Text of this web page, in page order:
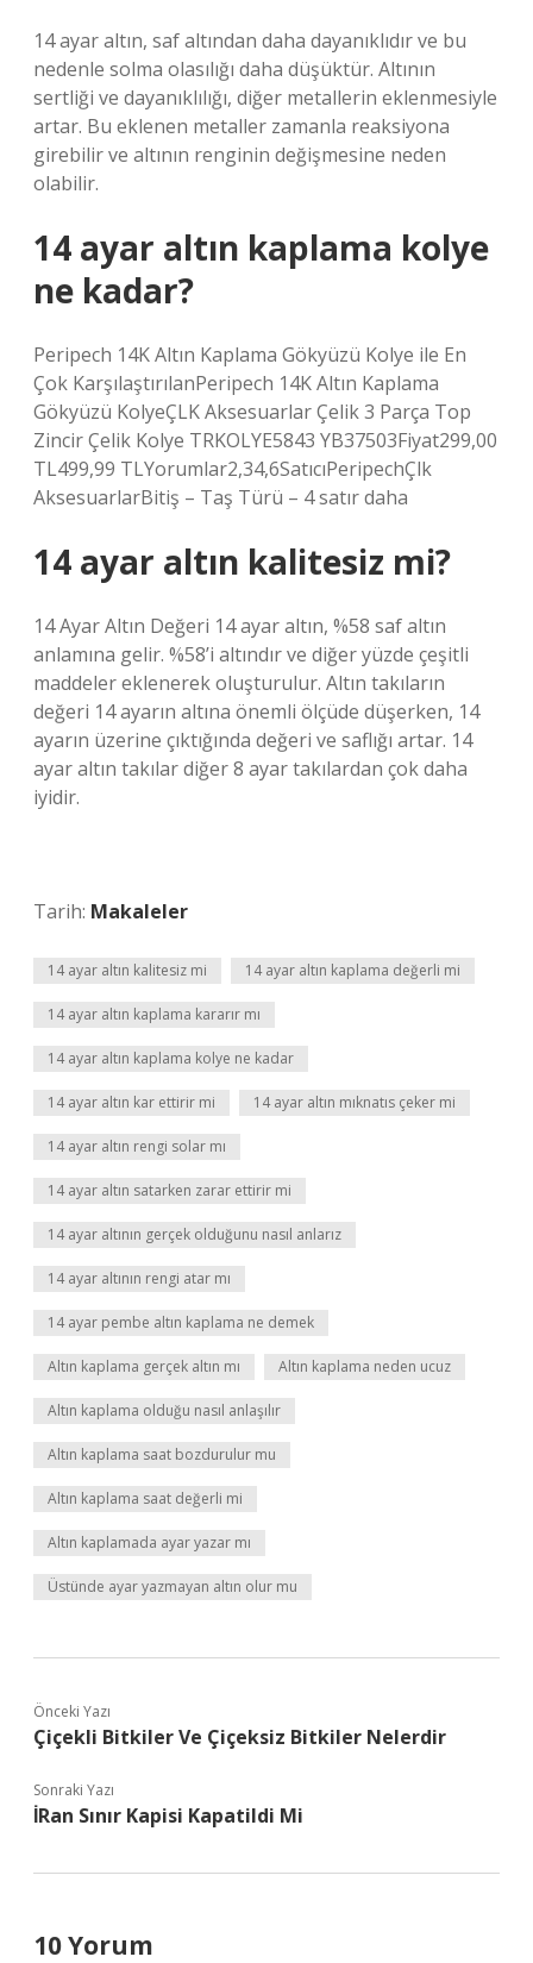
14 ayar altın, saf altından daha dayanıklıdır ve bu
nedenle solma olasılığı daha düşüktür. Altının
sertliği ve dayanıklılığı, diğer metallerin eklenmesiyle
artar. Bu eklenen metaller zamanla reaksiyona
girebilir ve altının renginin değişmesine neden
olabilir.
14 ayar altın kaplama kolye
ne kadar?
Peripech 14K Altın Kaplama Gökyüzü Kolye ile En
Çok KarşılaştırılanPeripech 14K Altın Kaplama
Gökyüzü KolyeÇLK Aksesuarlar Çelik 3 Parça Top
Zincir Çelik Kolye TRKOLYE5843 YB37503Fiyat299,00
TL499,99 TLYorumlar2,34,6SatıcıPeripechÇlk
AksesuarlarBitiş – Taş Türü – 4 satır daha
14 ayar altın kalitesiz mi?
14 Ayar Altın Değeri 14 ayar altın, %58 saf altın
anlamına gelir. %58’i altındır ve diğer yüzde çeşitli
maddeler eklenerek oluşturulur. Altın takıların
değeri 14 ayarın altına önemli ölçüde düşerken, 14
ayarın üzerine çıktığında değeri ve saflığı artar. 14
ayar altın takılar diğer 8 ayar takılardan çok daha
iyidir.
Tarih: Makaleler
14 ayar altın kalitesiz mi 14 ayar altın kaplama değerli mi
14 ayar altın kaplama kararır mı
14 ayar altın kaplama kolye ne kadar
14 ayar altın kar ettirir mi 14 ayar altın mıknatıs çeker mi
14 ayar altın rengi solar mı
14 ayar altın satarken zarar ettirir mi
14 ayar altının gerçek olduğunu nasıl anlarız
14 ayar altının rengi atar mı
14 ayar pembe altın kaplama ne demek
Altın kaplama gerçek altın mı Altın kaplama neden ucuz
Altın kaplama olduğu nasıl anlaşılır
Altın kaplama saat bozdurulur mu
Altın kaplama saat değerli mi
Altın kaplamada ayar yazar mı
Üstünde ayar yazmayan altın olur mu
Önceki Yazı
Çiçekli Bitkiler Ve Çiçeksiz Bitkiler Nelerdir
Sonraki Yazı
İRan Sınır Kapisi Kapatildi Mi
10 Yorum